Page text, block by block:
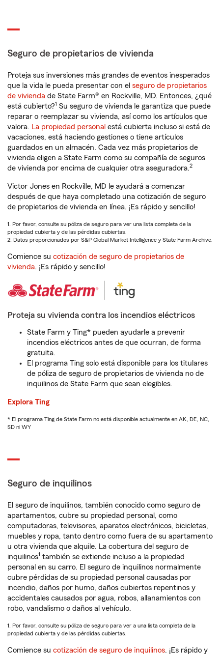
Seguro de propietarios de vivienda
Proteja sus inversiones más grandes de eventos inesperados
que la vida le pueda presentar con el seguro de propietarios
de vivienda de State Farm® en Rockville, MD. Entonces, ¿qué
está cubierto?1 Su seguro de vivienda le garantiza que puede
reparar o reemplazar su vivienda, así como los artículos que
valora. La propiedad personal está cubierta incluso si está de
vacaciones, está haciendo gestiones o tiene artículos
guardados en un almacén. Cada vez más propietarios de
vivienda eligen a State Farm como su compañía de seguros
de vivienda por encima de cualquier otra aseguradora.2
Victor Jones en Rockville, MD le ayudará a comenzar
después de que haya completado una cotización de seguro
de propietarios de vivienda en línea. ¡Es rápido y sencillo!
1. Por favor, consulte su póliza de seguro para ver una lista completa de la
propiedad cubierta y de las pérdidas cubiertas.
2. Datos proporcionados por S&P Global Market Intelligence y State Farm Archive.
Comience su cotización de seguro de propietarios de
vivienda. ¡Es rápido y sencillo!
Proteja su vivienda contra los incendios eléctricos
State Farm y Ting* pueden ayudarle a prevenir
incendios eléctricos antes de que ocurran, de forma
gratuita.
El programa Ting solo está disponible para los titulares
de póliza de seguro de propietarios de vivienda no de
inquilinos de State Farm que sean elegibles.
Explora Ting
* El programa Ting de State Farm no está disponible actualmente en AK, DE, NC,
SD ni WY
Seguro de inquilinos
El seguro de inquilinos, también conocido como seguro de
apartamentos, cubre su propiedad personal, como
computadoras, televisores, aparatos electrónicos, bicicletas,
muebles y ropa, tanto dentro como fuera de su apartamento
u otra vivienda que alquile. La cobertura del seguro de
inquilinos1 también se extiende incluso a la propiedad
personal en su carro. El seguro de inquilinos normalmente
cubre pérdidas de su propiedad personal causadas por
incendio, daños por humo, daños cubiertos repentinos y
accidentales causados por agua, robos, allanamientos con
robo, vandalismo o daños al vehículo.
1. Por favor, consulte su póliza de seguro para ver a una lista completa de la
propiedad cubierta y de las pérdidas cubiertas.
Comience su cotización de seguro de inquilinos. ¡Es rápido y